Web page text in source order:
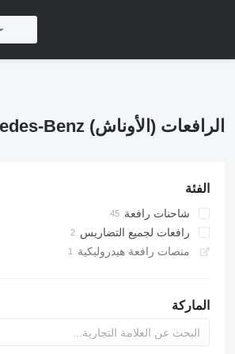
الرافعات (الأوناش) Mercedes-Benz
الفئة
شاحنات رافعة
رافعات لجميع التضاريس
منصات رافعة هيدروليكية
الماركة